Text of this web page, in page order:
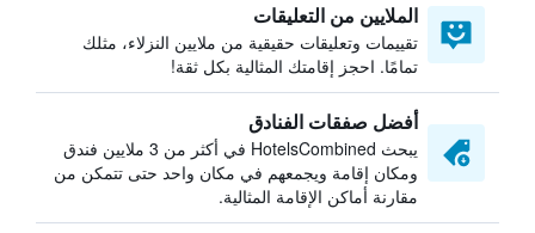
الملايين من التعليقات
تقييمات وتعليقات حقيقية من ملايين النزلاء، مثلك
تمامًا. احجز إقامتك المثالية بكل ثقة!
أفضل صفقات الفنادق
يبحث HotelsCombined في أكثر من 3 ملايين فندق
ومكان إقامة ويجمعهم في مكان واحد حتى تتمكن من
مقارنة أماكن الإقامة المثالية.